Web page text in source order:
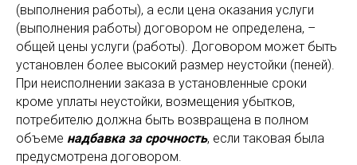
(выполнения работы), а если цена оказания услуги
(выполнения работы) договором не определена, –
общей цены услуги (работы). Договором может быть
установлен более высокий размер неустойки (пеней).
При неисполнении заказа в установленные сроки
кроме уплаты неустойки, возмещения убытков,
потребителю должна быть возвращена в полном
объеме надбавка за срочность, если таковая была
предусмотрена договором.